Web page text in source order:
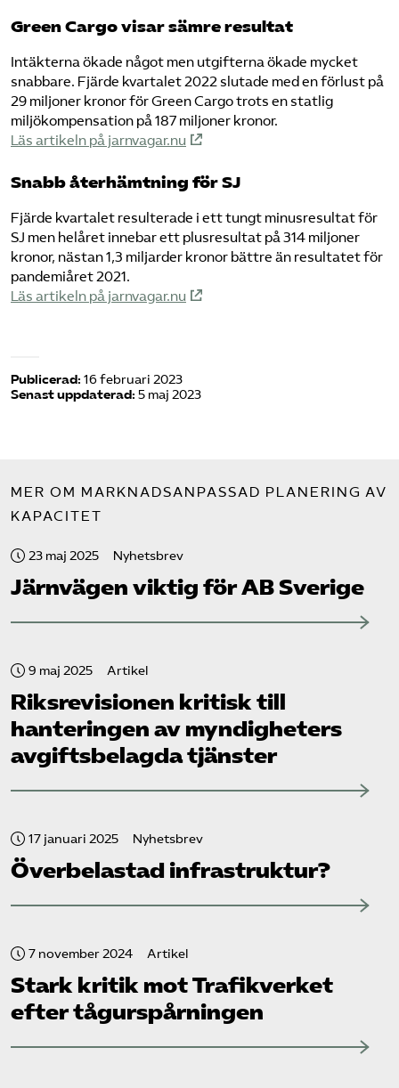
Green Cargo visar sämre resultat
Intäkterna ökade något men utgifterna ökade mycket
snabbare. Fjärde kvartalet 2022 slutade med en förlust på
29 miljoner kronor för Green Cargo trots en statlig
miljökompensation på 187 miljoner kronor.
Läs artikeln på jarnvagar.nu
Snabb återhämtning för SJ
Fjärde kvartalet resulterade i ett tungt minusresultat för
SJ men helåret innebar ett plusresultat på 314 miljoner
kronor, nästan 1,3 miljarder kronor bättre än resultatet för
pandemiåret 2021.
Läs artikeln på jarnvagar.nu
Publicerad: 16 februari 2023
Senast uppdaterad: 5 maj 2023
MER OM MARKNADSANPASSAD PLANERING AV
KAPACITET
23 maj 2025 Nyhetsbrev
Järnvägen viktig för AB Sverige
9 maj 2025 Artikel
Riksrevisionen kritisk till
hanteringen av myndigheters
avgiftsbelagda tjänster
17 januari 2025 Nyhetsbrev
Överbelastad infrastruktur?
7 november 2024 Artikel
Stark kritik mot Trafikverket
efter tågurspårningen